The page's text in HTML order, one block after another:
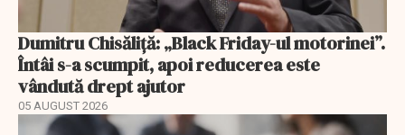
Dumitru Chisăliță: „Black Friday-ul motorinei”.
Întâi s-a scumpit, apoi reducerea este
vândută drept ajutor
05 AUGUST 2026